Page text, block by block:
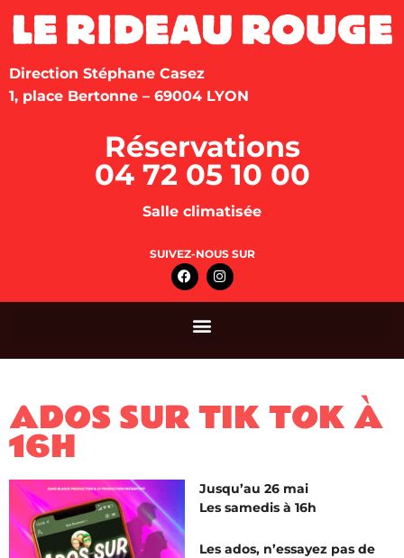
Direction Stéphane Casez
1, place Bertonne – 69004 LYON
Réservations
04 72 05 10 00
Salle climatisée
SUIVEZ-NOUS SUR
ADOS SUR TIK TOK À
16H
Jusqu’au 26 mai
Les samedis à 16h
Les ados, n’essayez pas de